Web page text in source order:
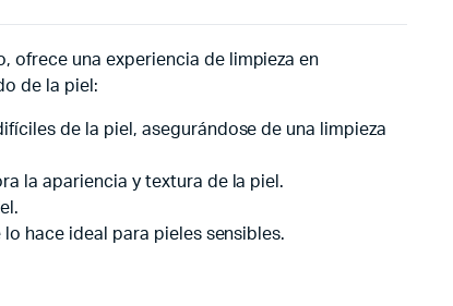
ofrece una experiencia de limpieza en
de la piel:
de la piel, asegurándose de una limpieza
la apariencia y textura de la piel.
hace ideal para pieles sensibles.